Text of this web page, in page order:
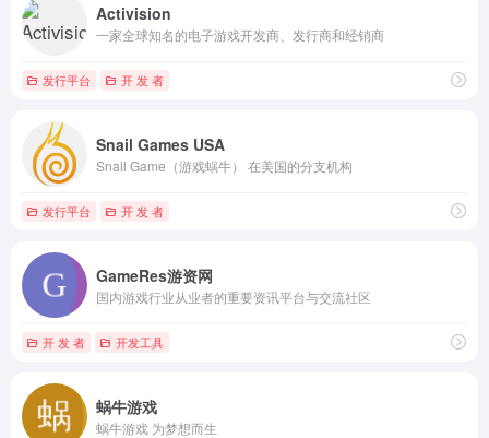
Activision
一家全球知名的电子游戏开发商、发行商和经销商
发行平台 开 发 者
Snail Games USA
Snail Game（游戏蜗牛） 在美国的分支机构
发行平台 开 发 者
GameRes游资网
国内游戏行业从业者的重要资讯平台与交流社区
开 发 者 开发工具
蜗牛游戏
蜗牛游戏 为梦想而生